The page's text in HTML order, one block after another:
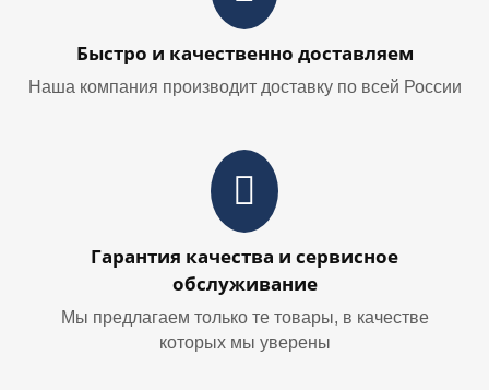
Быстро и качественно доставляем
Наша компания производит доставку по всей России
Гарантия качества и сервисное
обслуживание
Мы предлагаем только те товары, в качестве
которых мы уверены